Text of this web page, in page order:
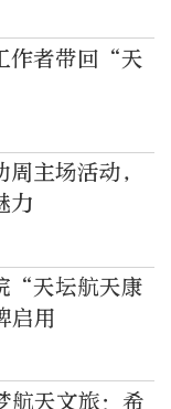
作者带回“天
主场活动，
力
“天坛航天康
启用
航天文旅：希